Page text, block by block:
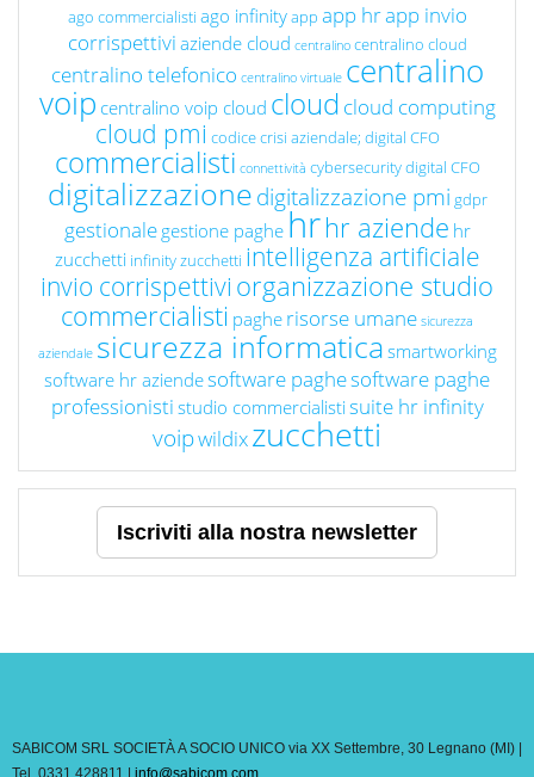
ago commercialisti ago infinityapp app hrapp invio
corrispettivi aziende cloud centralino centralino cloud
centralino telefonico centralino virtuale centralino
voip centralino voip cloud cloud cloud computing
cloud pmi codice crisi aziendale; digital CFO
commercialisti connettività cybersecuritydigital CFO
digitalizzazionedigitalizzazione pmi gdpr
gestionale gestione paghe hrhr aziende hr
zucchetti infinity zucchetti intelligenza artificiale
invio corrispettivi organizzazione studio
commercialisti paghe risorse umane sicurezza
aziendale sicurezza informatica smartworking
software hr aziendesoftware paghesoftware paghe
professionisti studio commercialisti suite hr infinity
voipwildixzucchetti
Iscriviti alla nostra newsletter
SABICOM SRL SOCIETÀ A SOCIO UNICO via XX Settembre, 30 Legnano (MI) |
Tel. 0331.428811 | info@sabicom.com